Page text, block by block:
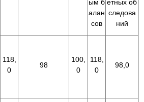
ым б
алан
сов
етных об
следова
ний
118,
0
98
100,
0
118,
0
98,0